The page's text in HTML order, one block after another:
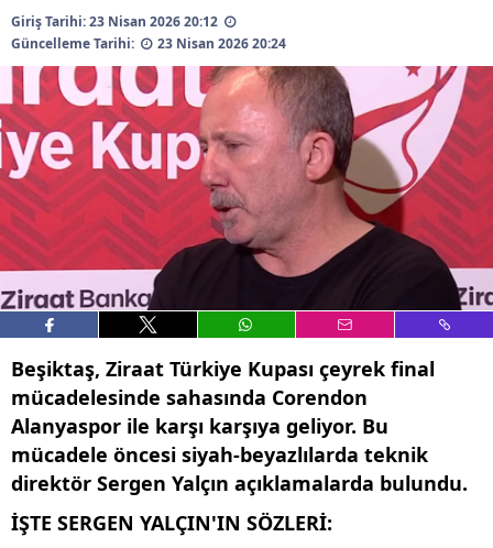
Giriş Tarihi: 23 Nisan 2026 20:12
Güncelleme Tarihi:
23 Nisan 2026 20:24
Beşiktaş, Ziraat Türkiye Kupası çeyrek final
mücadelesinde sahasında Corendon
Alanyaspor ile karşı karşıya geliyor. Bu
mücadele öncesi siyah-beyazlılarda teknik
direktör Sergen Yalçın açıklamalarda bulundu.
İŞTE SERGEN YALÇIN'IN SÖZLERİ: